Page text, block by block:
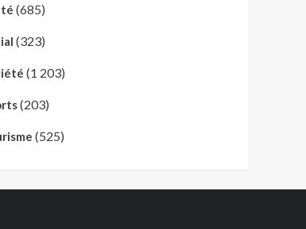
(685)
(323)
(1 203)
(203)
(525)